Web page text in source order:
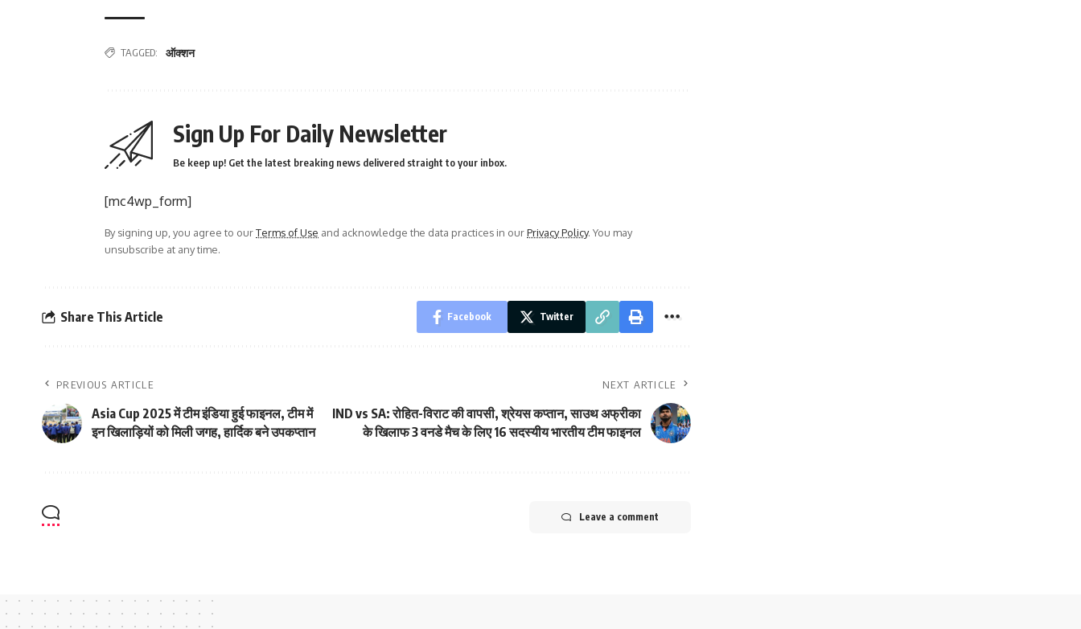
TAGGED: ऑक्शन
Sign Up For Daily Newsletter
Be keep up! Get the latest breaking news delivered straight to your inbox.
[mc4wp_form]
By signing up, you agree to ourTerms of Use and acknowledge the data practices in ourPrivacy Policy. You may
unsubscribe at any time.
Share This Article Facebook Twitter
PREVIOUS ARTICLE
Asia Cup 2025 में टीम इंडिया हुई फाइनल, टीम में
इन खिलाड़ियों को मिली जगह, हार्दिक बने उपकप्तान
NEXT ARTICLE
IND vs SA: रोहित-विराट की वापसी, श्रेयस कप्तान, साउथ अफ्रीका
के खिलाफ 3 वनडे मैच के लिए 16 सदस्यीय भारतीय टीम फाइनल
Leave a comment